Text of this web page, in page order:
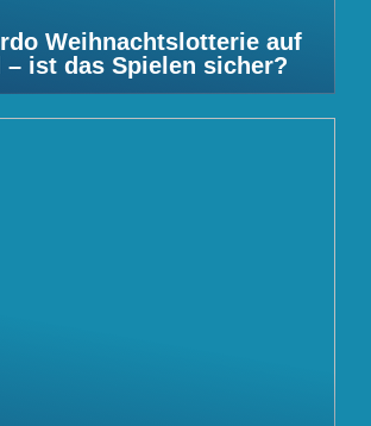
Weihnachtslotterie auf
– ist das Spielen sicher?